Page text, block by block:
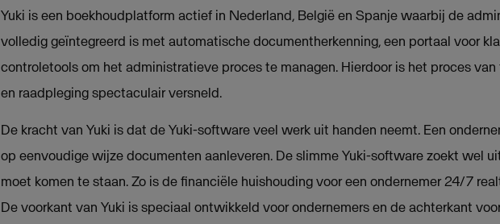
Yuki is een boekhoudplatform actief in Nederland, België en Spanje waarbij de
volledig geïntegreerd is met automatische documentherkenning, een portaal voor
controletools om het administratieve proces te managen. Hierdoor is het proces
en raadpleging spectaculair versneld.
De kracht van Yuki is dat de Yuki-software veel werk uit handen neemt. Een
op eenvoudige wijze documenten aanleveren. De slimme Yuki-software zoekt wel
moet komen te staan. Zo is de financiële huishouding voor een ondernemer 24/7
De voorkant van Yuki is speciaal ontwikkeld voor ondernemers en de achterkant